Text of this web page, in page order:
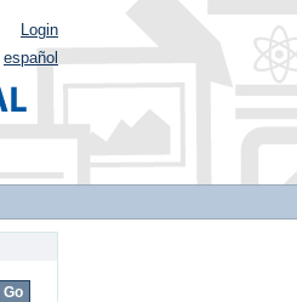
Login
español